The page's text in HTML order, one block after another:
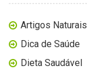
Artigos Naturais
Dica de Saúde
Dieta Saudável